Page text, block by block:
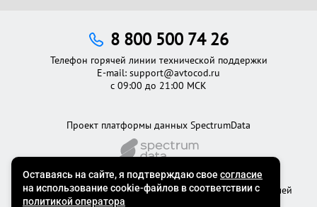
©2012 - 2026Официальный сервис проверки автомобилей
Проект платформы данных SpectrumData
8 800 500 74 26
Телефон горячей линии технической поддержки
E-mail: support@avtocod.ru
с 09:00 до 21:00 МСК